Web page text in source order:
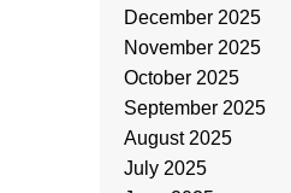
December 2025
November 2025
October 2025
September 2025
August 2025
July 2025